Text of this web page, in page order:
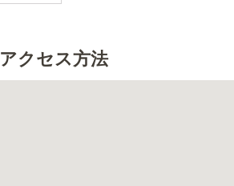
アクセス方法